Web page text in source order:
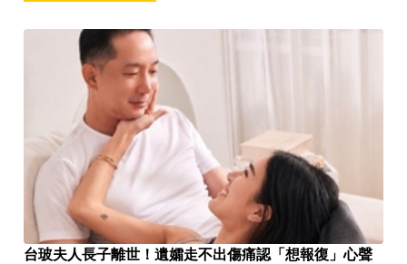
台玻夫人長子離世！遺孀走不出傷痛認「想報復」心聲